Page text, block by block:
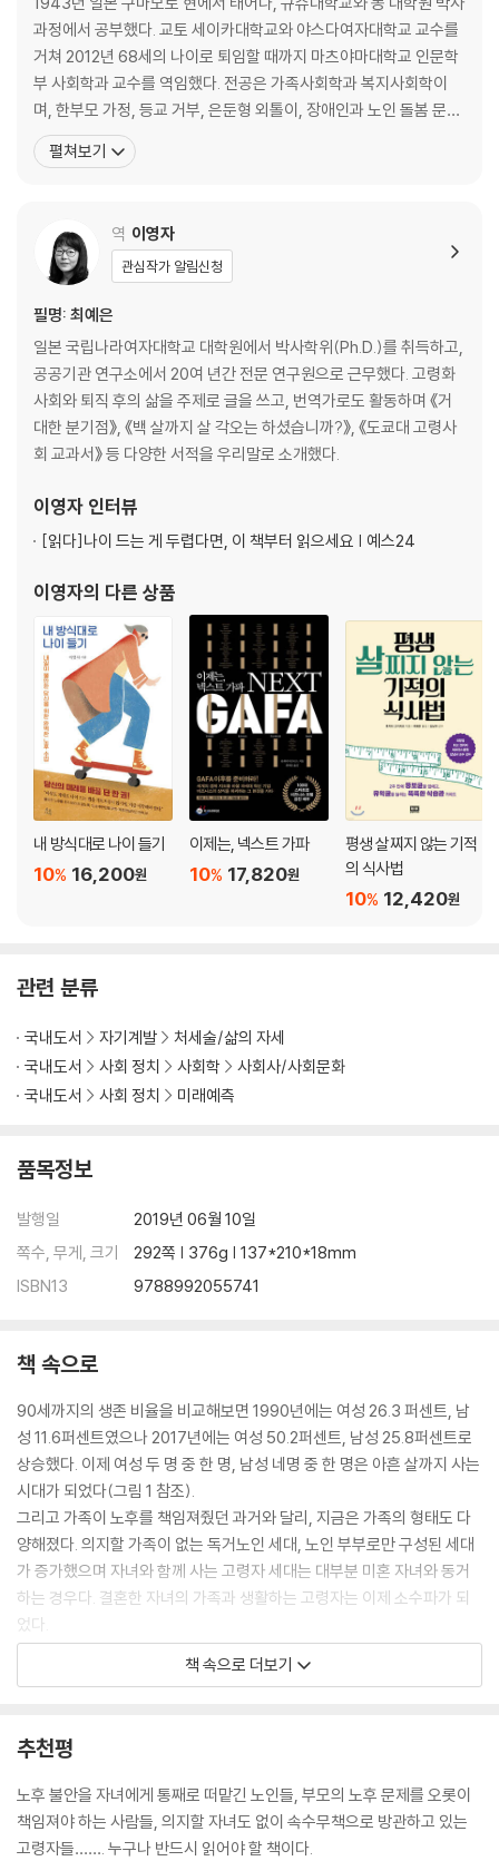
‘자식들이 날 돌봐주겠지’라는 어긋난 기대
독거노인들이 부딪힐 수 있는 위험과 대비책
노인에게 가족의 의미
인생의 마지막 단계를 위한 준비
5장 노쇠해 쓰러지게 될 때의 위기 대처법
건강한 시기와 노쇠한 시기의 차이
철저하게 쇠약 준비를 한 사례 1
철저하게 쇠약 준비를 한 사례 2
6장 방관과 불안감 대신 무엇이 필요한가
혼자서는 준비할 수 없는 것
제도적으로 필요한 것은 무엇인가
종장 고령화 시대와 ‘인생 마무리’
고령자 가족의 형태와 준비 의식
노인 문제는 우리 모두의 미래다
덧붙여―인생 마무리 준비의 구체적 예시
부록―인생 설계표를 작성할 때 참고할 항목
나가며
옮긴이 후기―나는 편안한 내 집에서 죽을 때까지 웃으며 살고 싶다
과정에서 공부했다. 교토 세이카대학교와 야스다여자대학교 교수를
거쳐 2012년 68세의 나이로 퇴임할 때까지 마츠야마대학교 인문학
부 사회학과 교수를 역임했다. 전공은 가족사회학과 복지사회학이
며, 한부모 가정, 등교 거부, 은둔형 외톨이, 장애인과 노인 돌봄 문제
등에 대해 현장의 사회복지 종사자들과 합동으로 연구를 진행해왔다.
주요 저서로는 1998년 야마카와 기쿠에 상을 수상한 『돌봄과 젠더』
펼쳐보기
역 이영자
관심작가 알림신청
필명: 최예은
일본 국립나라여자대학교 대학원에서 박사학위(Ph.D.)를 취득하고,
공공기관 연구소에서 20여 년간 전문 연구원으로 근무했다. 고령화
사회와 퇴직 후의 삶을 주제로 글을 쓰고, 번역가로도 활동하며 《거
대한 분기점》, 《백 살까지 살 각오는 하셨습니까?》, 《도쿄대 고령사
회 교과서》 등 다양한 서적을 우리말로 소개했다.
이영자 인터뷰
[읽다]나이 드는 게 두렵다면, 이 책부터 읽으세요 | 예스24
이영자의 다른 상품
내 방식대로 나이 들기
16,200원
10%
이제는, 넥스트 가파
17,820원
10%
평생 살찌지 않는 기적
의 식사법
12,420원
10%
관련 분류
국내도서 자기계발
처세술/삶의 자세
국내도서
사회 정치 사회학
사회사/사회문화
국내도서
사회 정치 미래예측
품목정보
발행일
2019년 06월 10일
쪽수, 무게, 크기
292쪽 | 376g | 137*210*18mm
ISBN13
9788992055741
책 속으로
90세까지의 생존 비율을 비교해보면 1990년에는 여성 26.3 퍼센트, 남
성 11.6퍼센트였으나 2017년에는 여성 50.2퍼센트, 남성 25.8퍼센트로
상승했다. 이제 여성 두 명 중 한 명, 남성 네명 중 한 명은 아흔 살까지 사는
시대가 되었다(그림 1 참조).
그리고 가족이 노후를 책임져줬던 과거와 달리, 지금은 가족의 형태도 다
양해졌다. 의지할 가족이 없는 독거노인 세대, 노인 부부로만 구성된 세대
가 증가했으며 자녀와 함께 사는 고령자 세대는 대부분 미혼 자녀와 동거
하는 경우다. 결혼한 자녀의 가족과 생활하는 고령자는 이제 소수파가 되
었다.
다른 사람의 도움 없이 자기 혼자만의 힘으로 80대, 90대, 100대의 초고
령기를 살아내야 하는 사람들이 계속 늘어나고 있는 것이다. --- p.26
안일을 계속 수행하고 있었다. 현재도 그 능력을 발휘하여 하루 일과를 짜
고 친족이나 지역 주민과의 관계를 유지하고 있다.
이에 비해 남성인 C씨는 ‘건강을 위해서’, ‘아내에 대한 배려’ 로 집안일을
하고 있다. 사회 참여도 한쪽 눈이 보이지 않는 자기 체험을 바탕으로 ‘다른
책 속으로 더보기
추천평
노후 불안을 자녀에게 통째로 떠맡긴 노인들, 부모의 노후 문제를 오롯이
책임져야 하는 사람들, 의지할 자녀도 없이 속수무책으로 방관하고 있는
고령자들……. 누구나 반드시 읽어야 할 책이다.